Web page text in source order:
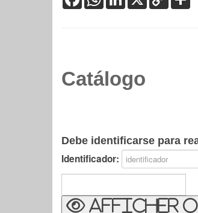
Link
Catálogo
Debe identificarse para
Identificador:
Afficher